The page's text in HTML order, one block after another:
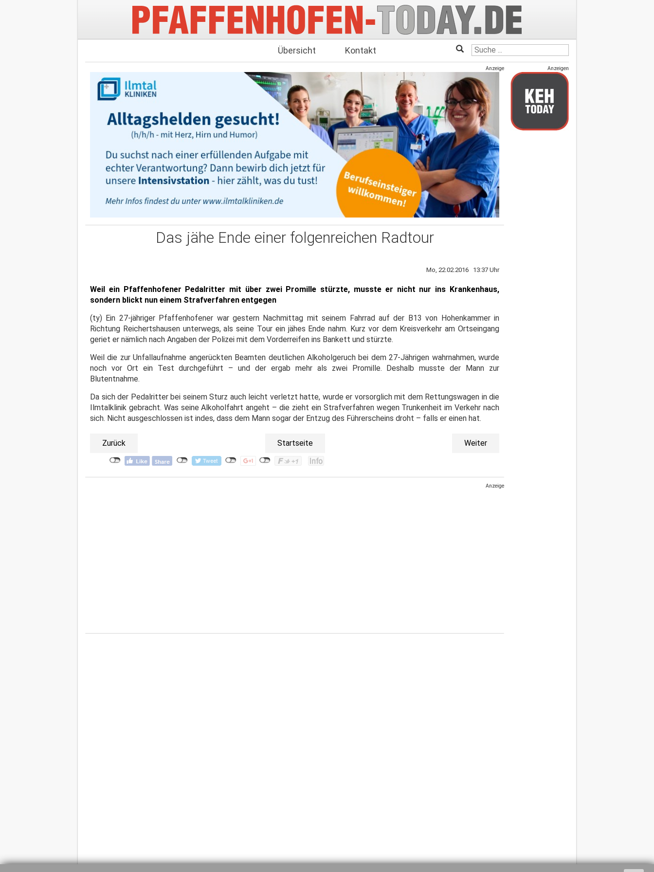
Übersicht Kontakt
Anzeige
Das jähe Ende einer folgenreichen Radtour
Mo, 22.02.2016 13:37 Uhr
Weil ein Pfaffenhofener Pedalritter mit über zwei Promille stürzte, musste er nicht nur ins Krankenhaus,
sondern blickt nun einem Strafverfahren entgegen
(ty) Ein 27-jähriger Pfaffenhofener war gestern Nachmittag mit seinem Fahrrad auf der B13 von Hohenkammer in
Richtung Reichertshausen unterwegs, als seine Tour ein jähes Ende nahm. Kurz vor dem Kreisverkehr am Ortseingang
geriet er nämlich nach Angaben der Polizei mit dem Vorderreifen ins Bankett und stürzte.
Weil die zur Unfallaufnahme angerückten Beamten deutlichen Alkoholgeruch bei dem 27-Jährigen wahrnahmen, wurde
noch vor Ort ein Test durchgeführt – und der ergab mehr als zwei Promille. Deshalb musste der Mann zur
Blutentnahme.
Da sich der Pedalritter bei seinem Sturz auch leicht verletzt hatte, wurde er vorsorglich mit dem Rettungswagen in die
Ilmtalklinik gebracht. Was seine Alkoholfahrt angeht – die zieht ein Strafverfahren wegen Trunkenheit im Verkehr nach
sich. Nicht ausgeschlossen ist indes, dass dem Mann sogar der Entzug des Führerscheins droht – falls er einen hat.
Zurück Startseite Weiter
Anzeige
Anzeigen